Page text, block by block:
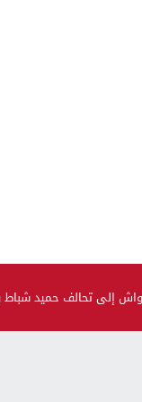
و جمال
إلى تحالف حميد شباط